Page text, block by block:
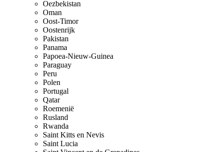
Oezbekistan
Oman
Oost-Timor
Oostenrijk
Pakistan
Panama
Papoea-Nieuw-Guinea
Paraguay
Peru
Polen
Portugal
Qatar
Roemenië
Rusland
Rwanda
Saint Kitts en Nevis
Saint Lucia